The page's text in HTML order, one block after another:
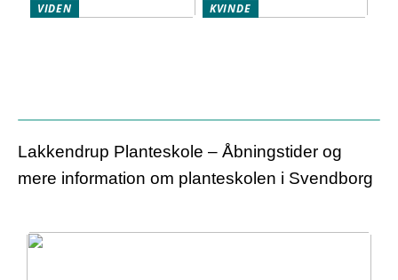
VIDEN KVINDE
Lakkendrup Planteskole – Åbningstider og
mere information om planteskolen i Svendborg